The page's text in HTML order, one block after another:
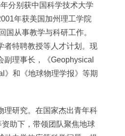
分别获中国科学技术大学
年获美国加州理工学院
国从事教学与科研工作。
者特聘教授等人才计划。现
副理事长，《Geophysical
》和《地球物理学报》等期
研究。在国家杰出青年科
助下，带领团队聚焦地球